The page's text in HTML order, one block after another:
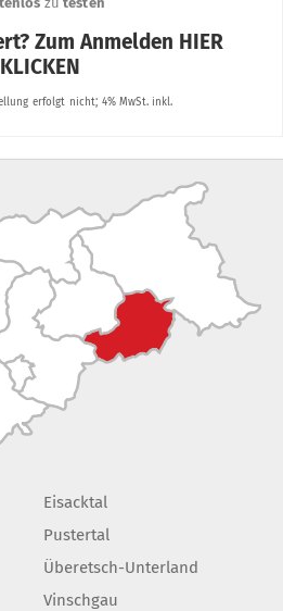
Eisacktal
Pustertal
Überetsch-Unterland
Vinschgau